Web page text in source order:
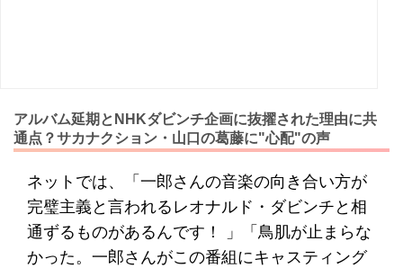
アルバム延期とNHKダビンチ企画に抜擢された理由に共
通点？サカナクション・山口の葛藤に"心配"の声
ネットでは、「一郎さんの音楽の向き合い方が
完璧主義と言われるレオナルド・ダビンチと相
通ずるものがあるんです！ 」「鳥肌が止まらな
かった。一郎さんがこの番組にキャスティング